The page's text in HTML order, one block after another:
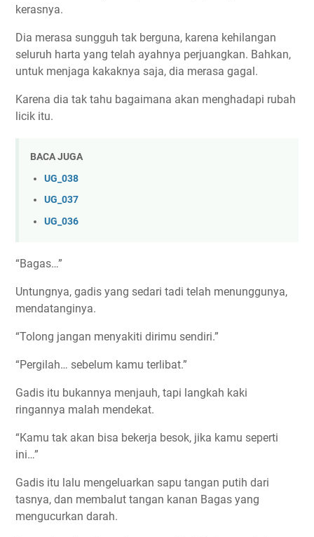
kerasnya.
Dia merasa sungguh tak berguna, karena kehilangan
seluruh harta yang telah ayahnya perjuangkan. Bahkan,
untuk menjaga kakaknya saja, dia merasa gagal.
Karena dia tak tahu bagaimana akan menghadapi rubah
licik itu.
BACA JUGA
UG_038
UG_037
UG_036
“Bagas…”
Untungnya, gadis yang sedari tadi telah menunggunya,
mendatanginya.
“Tolong jangan menyakiti dirimu sendiri.”
“Pergilah… sebelum kamu terlibat.”
Gadis itu bukannya menjauh, tapi langkah kaki
ringannya malah mendekat.
“Kamu tak akan bisa bekerja besok, jika kamu seperti
ini…”
Gadis itu lalu mengeluarkan sapu tangan putih dari
tasnya, dan membalut tangan kanan Bagas yang
mengucurkan darah.